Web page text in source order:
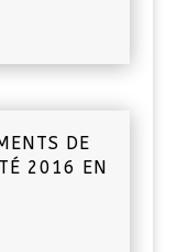
DE
2016 EN